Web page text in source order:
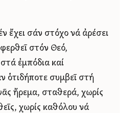
ἔχει σάν στόχο νά ἀρέσει
στόν Θεό,
ἐμπόδια καί
ὁτιδήποτε συμβεῖ στή
ἤρεμα, σταθερά, χωρίς
χωρίς καθόλου νά